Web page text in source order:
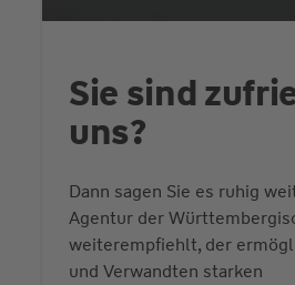
Sie sind
uns?
Dann sagen Sie es ruhig
Agentur der
weiterempfiehlt, der
und Verwandten starken